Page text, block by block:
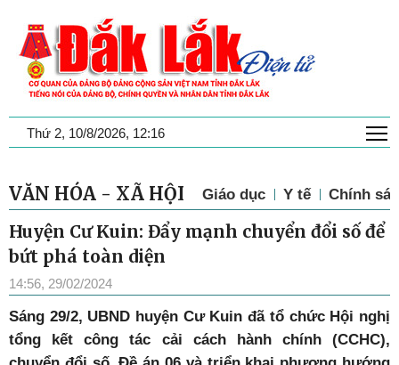
Thứ 2, 10/8/2026, 12:16
VĂN HÓA - XÃ HỘI Giáo dục Y tế Chính
Huyện Cư Kuin: Đẩy mạnh chuyển đổi số để
bứt phá toàn diện
14:56, 29/02/2024
Sáng 29/2, UBND huyện Cư Kuin đã tổ chức Hội nghị
tổng kết công tác cải cách hành chính (CCHC),